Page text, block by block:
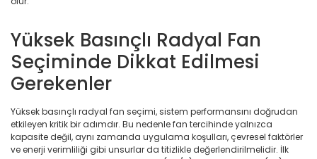
Yüksek Basınçlı Radyal Fan
Seçiminde Dikkat Edilmesi
Gerekenler
Yüksek basınçlı radyal fan seçimi, sistem performansını doğrudan
etkileyen kritik bir adımdır. Bu nedenle fan tercihinde yalnızca
kapasite değil, aynı zamanda uygulama koşulları, çevresel faktörler
ve enerji verimliliği gibi unsurlar da titizlikle değerlendirilmelidir. İlk